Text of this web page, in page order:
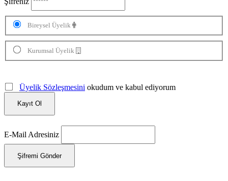
Bireysel Üyelik
Kurumsal Üyelik
Üyelik Sözleşmesini okudum ve kabul ediyorum
Kayıt Ol
E-Mail Adresiniz
Şifremi Gönder